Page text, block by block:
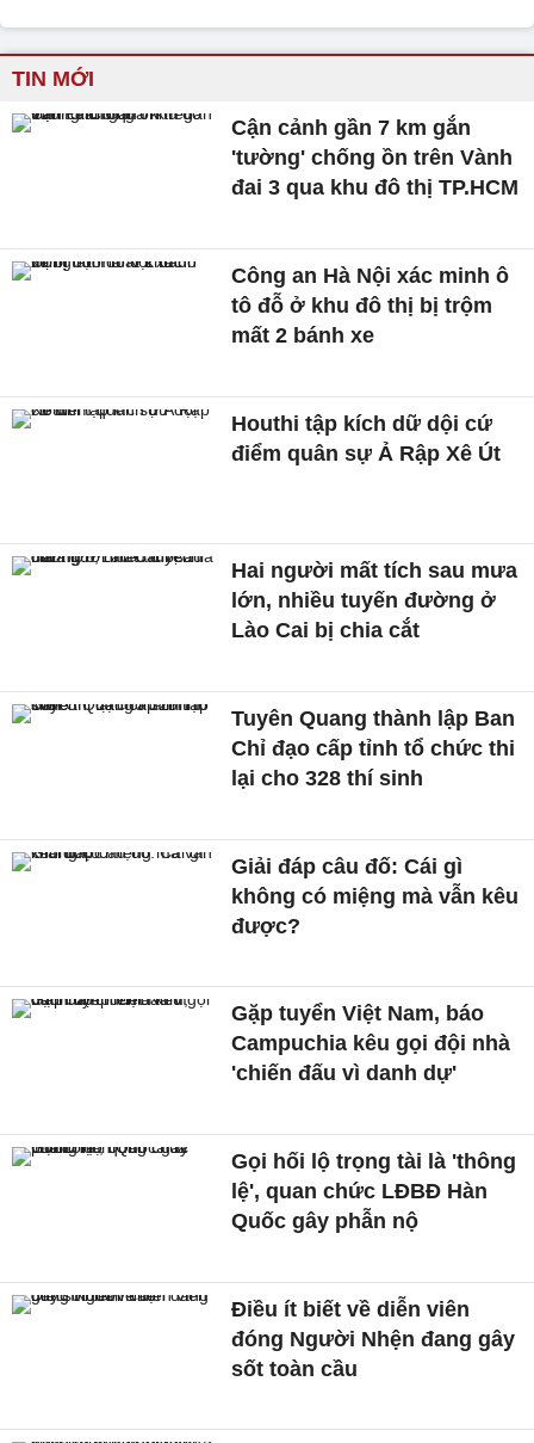
TIN MỚI
Cận cảnh gần 7 km gắn
'tường' chống ồn trên Vành
đai 3 qua khu đô thị TP.HCM
Công an Hà Nội xác minh ô
tô đỗ ở khu đô thị bị trộm
mất 2 bánh xe
Houthi tập kích dữ dội cứ
điểm quân sự Ả Rập Xê Út
Hai người mất tích sau mưa
lớn, nhiều tuyến đường ở
Lào Cai bị chia cắt
Tuyên Quang thành lập Ban
Chỉ đạo cấp tỉnh tổ chức thi
lại cho 328 thí sinh
Giải đáp câu đố: Cái gì
không có miệng mà vẫn kêu
được?
Gặp tuyển Việt Nam, báo
Campuchia kêu gọi đội nhà
'chiến đấu vì danh dự'
Gọi hối lộ trọng tài là 'thông
lệ', quan chức LĐBĐ Hàn
Quốc gây phẫn nộ
Điều ít biết về diễn viên
đóng Người Nhện đang gây
sốt toàn cầu